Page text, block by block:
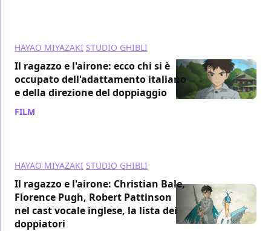
HAYAO MIYAZAKI STUDIO GHIBLI
Il ragazzo e l'airone: ecco chi si è
occupato dell'adattamento italiano
e della direzione del doppiaggio
FILM
HAYAO MIYAZAKI STUDIO GHIBLI
Il ragazzo e l'airone: Christian Bale,
Florence Pugh, Robert Pattinson
nel cast vocale inglese, la lista dei
doppiatori